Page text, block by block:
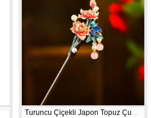
Turuncu Çiçekli Japon Topuz Çubuğu